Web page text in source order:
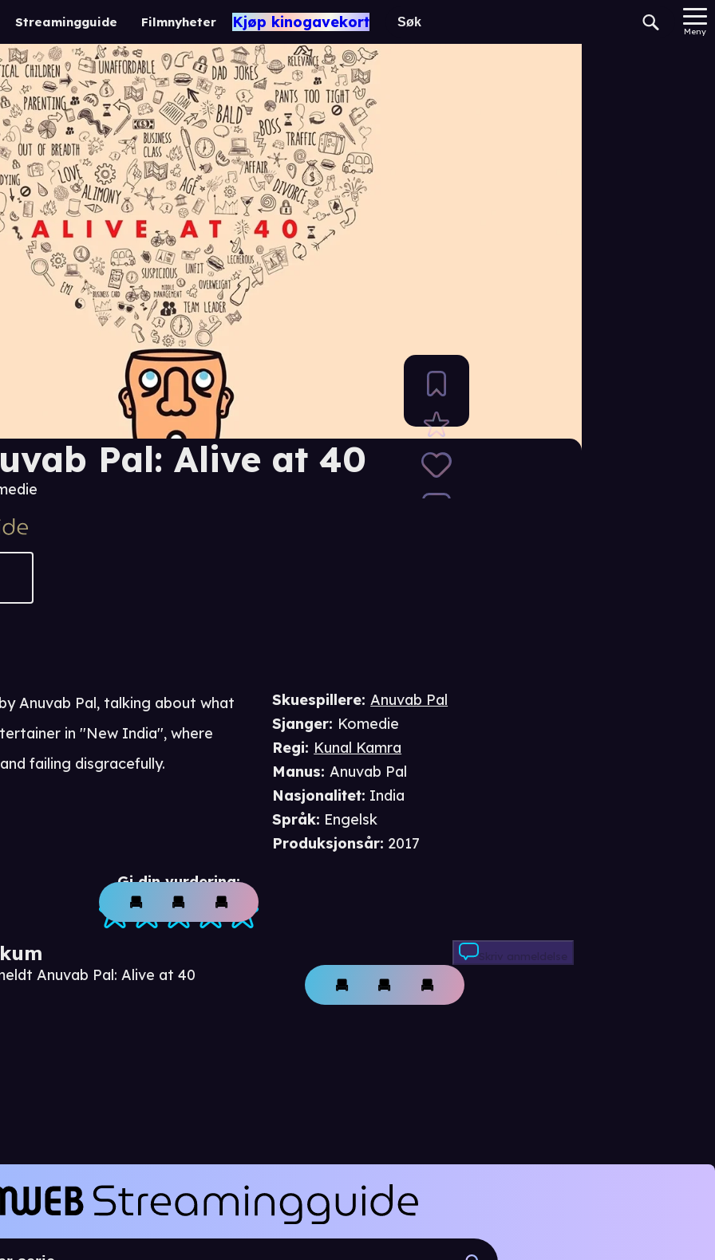
Streamingguide Filmnyheter Kjøp kinogavekort
Meny
Pal: Alive at 40
Gi din vurdering:
Anuvab Pal: Alive at 40
Skriv anmeldelse
Skuespillere:Anuvab Pal
Sjanger: Komedie
Regi: Kunal Kamra
Manus:Anuvab Pal
Nasjonalitet: India
Språk: Engelsk
Produksjonsår: 2017
Anuvab Pal, talking about what
in ''New India'', where
failing disgracefully.